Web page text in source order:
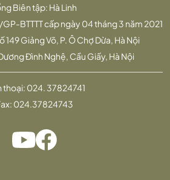
Biên tập: Hà Linh
BTTTT cấp ngày 04 tháng 3 năm 2021
149 Giảng Võ, P. Ô Chợ Dừa, Hà Nội
Đình Nghệ, Cầu Giấy, Hà Nội
thoại: 024. 37824741
024.37824743